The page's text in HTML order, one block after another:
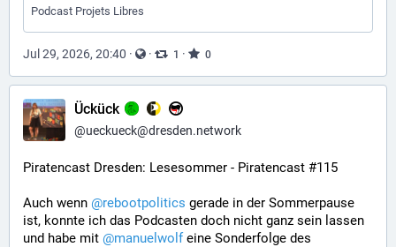
Podcast Projets Libres
Jul 29, 2026, 20:40 · · 1 · 0
Ückück
@ueckueck@dresden.network
Piratencast Dresden: Lesesommer - Piratencast #115
Auch wenn @rebootpolitics gerade in der Sommerpause
ist, konnte ich das Podcasten doch nicht ganz sein lassen
und habe mit @manuelwolf eine Sonderfolge des